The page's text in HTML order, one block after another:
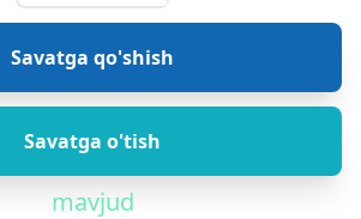
Savatga qo'shish
Savatga o'tish
mavjud